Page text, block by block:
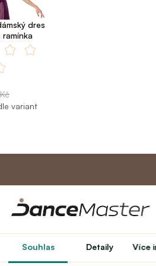
Souhlas Detaily Více
dres
variant
údajov
Můj účet
Můj účet
Historie